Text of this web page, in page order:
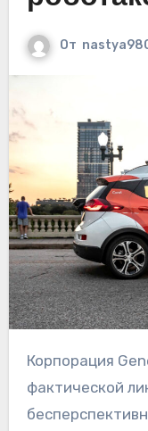
От
Корпорация General Motors готовится к
фактической